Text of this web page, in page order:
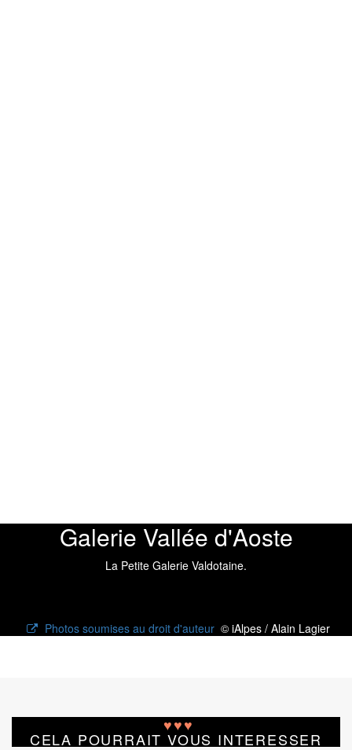
Galerie Vallée d'Aoste
La Petite Galerie Valdotaine.
Photos soumises au droit d'auteur© iAlpes / Alain Lagier
♥♥♥
CELA POURRAIT VOUS INTERESSER